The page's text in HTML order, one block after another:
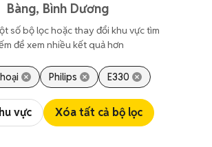
Bàng, Bình Dương
số bộ lọc hoặc thay đổi khu vực tìm
để xem nhiều kết quả hơn
Philips E330
vực Xóa tất cả bộ lọc